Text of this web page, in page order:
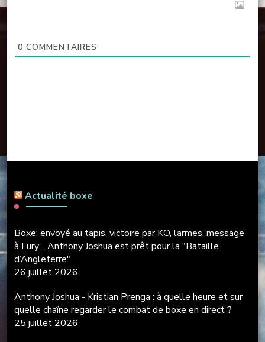
0 COMMENTAIRES
Actualité boxe
Boxe: envoyé au tapis, victoire par KO, larmes, message
à Fury… Anthony Joshua est prêt pour la "Bataille
d’Angleterre"
26 juillet 2026
Anthony Joshua - Kristian Prenga : à quelle heure et sur
quelle chaîne regarder le combat de boxe en direct ?
25 juillet 2026